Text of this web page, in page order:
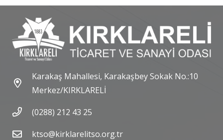
Karakaş Mahallesi, Karakaşbey Sokak No.:10
Merkez/KIRKLARELİ
(0288) 212 43 25
ktso@kirklarelitso.org.tr